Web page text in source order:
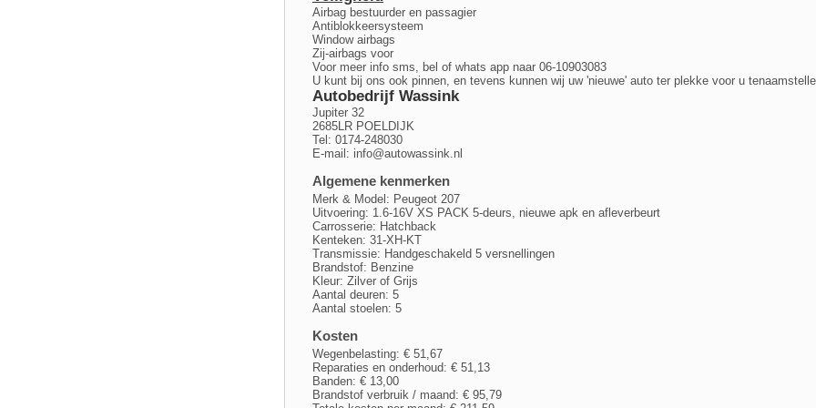
Airbag bestuurder en passagier
Antiblokkeersysteem
Window airbags
Zij-airbags voor
Voor meer info sms, bel of whats app naar 06-10903083
U kunt bij ons ook pinnen, en tevens kunnen wij uw 'nieuwe' auto ter plekke voor u
Autobedrijf Wassink
Jupiter 32
2685LR POELDIJK
Tel: 0174-248030
E-mail: info@autowassink.nl
Algemene kenmerken
Merk & Model: Peugeot 207
Uitvoering: 1.6-16V XS PACK 5-deurs, nieuwe apk en afleverbeurt
Carrosserie: Hatchback
Kenteken: 31-XH-KT
Transmissie: Handgeschakeld 5 versnellingen
Brandstof: Benzine
Kleur: Zilver of Grijs
Aantal deuren: 5
Aantal stoelen: 5
Kosten
Wegenbelasting: € 51,67
Reparaties en onderhoud: € 51,13
Banden: € 13,00
Brandstof verbruik / maand: € 95,79